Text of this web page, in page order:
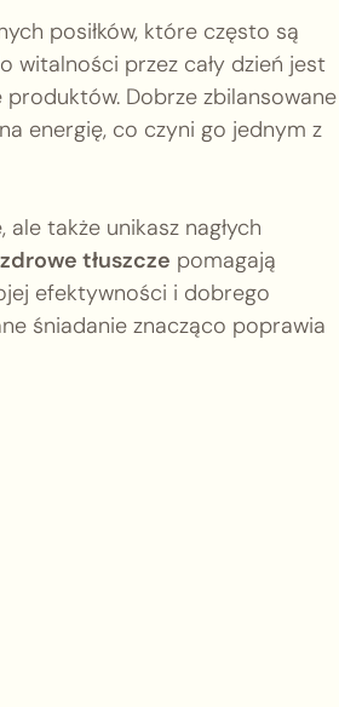
posiłków, które często są
witalności przez cały dzień jest
Dobrze zbilansowane
energię, co czyni go jednym z
także unikasz nagłych
zdrowe tłuszcze pomagają
efektywności i dobrego
śniadanie znacząco poprawia